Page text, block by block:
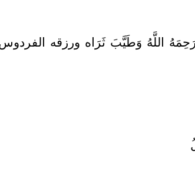
اللَّهُ وَطَيَّبَ ثَرَاه ورزقه